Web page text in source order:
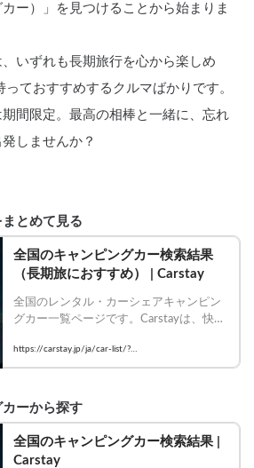
カー）」を見つけることから始まりま
いずれも長期旅行を心から楽しめ
っておすすめするクルマばかりです。
間限定。最高の相棒と一緒に、忘れ
しませんか？
とめて見る
全国のキャンピングカー検索結果
（長期旅におすすめ） | Carstay
全国のレンタル・カーシェアキャンピン
グカー一覧ページです。Carstayは、快適
たいゲストと、キャンピングカーを提供
したいホストをつなぐシェアリングサー
https://carstay.jp/ja/car-list/?
keyword=%E9%95%B7%E6%9C%9F%E6%97%85%E
3%82%81
ーから探す
全国のキャンピングカー検索結果 |
Carstay